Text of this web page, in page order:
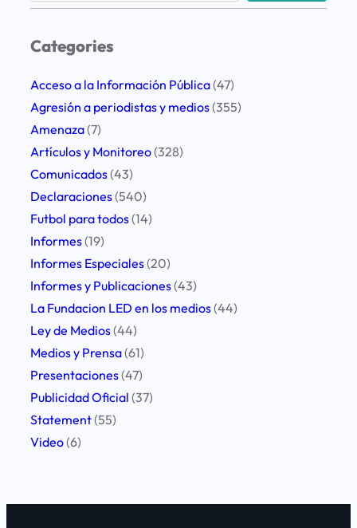
p
e
o
ó
n
l
t
r
h
Categories
Acceso a la Información Pública(47)
Agresión a periodistas y medios(355)
Amenaza(7)
Artículos y Monitoreo(328)
Comunicados(43)
Declaraciones(540)
Futbol para todos(14)
Informes(19)
Informes Especiales(20)
Informes y Publicaciones(43)
La Fundacion LED en los medios(44)
Ley de Medios(44)
Medios y Prensa(61)
Presentaciones(47)
Publicidad Oficial (37)
Statement(55)
Video(6)